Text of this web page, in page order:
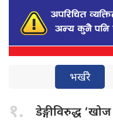
भर्खरै
१. डेङ्गीविरुद्ध ‘खोज